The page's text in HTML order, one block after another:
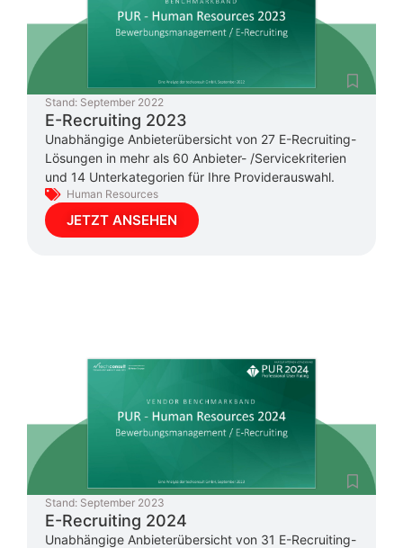
Stand: September 2022
E-Recruiting 2023
Unabhängige Anbieterübersicht von 27 E-Recruiting-
Lösungen in mehr als 60 Anbieter- /Servicekriterien
und 14 Unterkategorien für Ihre Providerauswahl.
Human Resources
JETZT ANSEHEN
Stand: September 2023
E-Recruiting 2024
Unabhängige Anbieterübersicht von 31 E-Recruiting-